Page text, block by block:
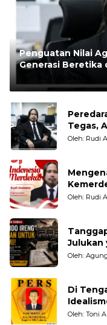
Penguatan Nilai
Generasi Beretika
Rudi Andesta
Tegas,
Tanpa
Oleh: Rudi
Oleh: Rudi
Julukan yang tidak Adil
Oleh:
Di
Oleh: Toni